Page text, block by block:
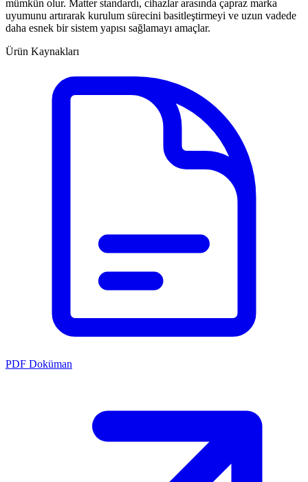
mümkün olur. Matter standardı, cihazlar arasında çapraz marka
uyumunu artırarak kurulum sürecini basitleştirmeyi ve uzun vadede
daha esnek bir sistem yapısı sağlamayı amaçlar.
Ürün Kaynakları
PDF Doküman